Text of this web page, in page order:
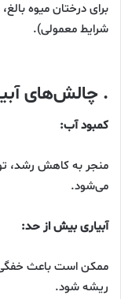
شرایط معمولی).
. چالش‌های
کمبود آب:
منجر به کاهش رشد،
می‌شود.
آبیاری بیش از حد:
ممکن است باعث
ریشه شود.